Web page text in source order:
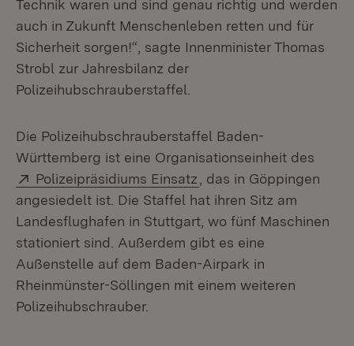
Technik waren und sind genau richtig und werden
auch in Zukunft Menschenleben retten und für
Sicherheit sorgen!“, sagte Innenminister Thomas
Strobl zur Jahresbilanz der
Polizeihubschrauberstaffel.
Die Polizeihubschrauberstaffel Baden-
Württemberg ist eine Organisationseinheit des
Extern:
Polizeipräsidiums Einsatz (Öffnet in neuem
, das in Göppingen
angesiedelt ist. Die Staffel hat ihren Sitz am
Landesflughafen in Stuttgart, wo fünf Maschinen
stationiert sind. Außerdem gibt es eine
Außenstelle auf dem Baden-Airpark in
Rheinmünster-Söllingen mit einem weiteren
Polizeihubschrauber.